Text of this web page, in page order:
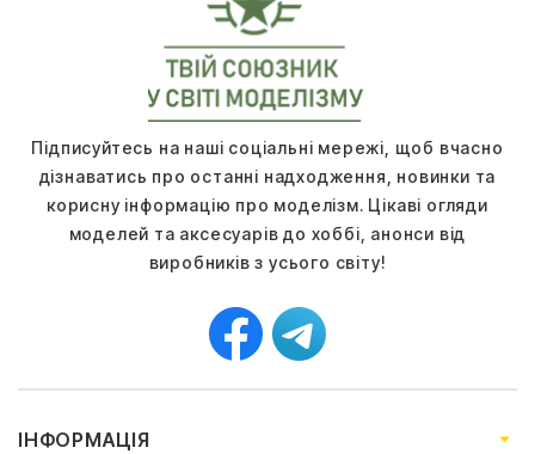
Підписуйтесь на наші соціальні мережі, щоб вчасно
дізнаватись про останні надходження, новинки та
корисну інформацію про моделізм. Цікаві огляди
моделей та аксесуарів до хоббі, анонси від
виробників з усього світу!
ІНФОРМАЦІЯ